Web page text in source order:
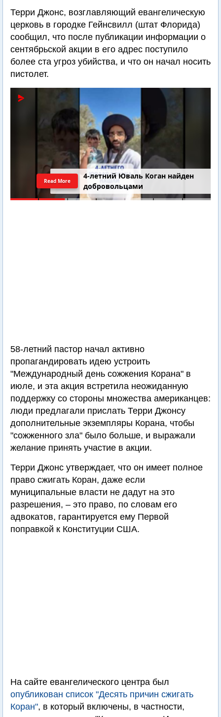
Терри Джонс, возглавляющий евангелическую
церковь в городке Гейнсвилл (штат Флорида)
сообщил, что после публикации информации о
сентябрьской акции в его адрес поступило
более ста угроз убийства, и что он начал носить
пистолет.
Последний шанс Ирана. Теракт в
Самарии // Новости Израиля.
Шарп. Финкель. Дубнов
Read More
58-летний пастор начал активно
пропагандировать идею устроить
"Международный день сожжения Корана" в
июле, и эта акция встретила неожиданную
поддержку со стороны множества американцев:
люди предлагали прислать Терри Джонсу
дополнительные экземпляры Корана, чтобы
"сожженного зла" было больше, и выражали
желание принять участие в акции.
Терри Джонс утверждает, что он имеет полное
право сжигать Коран, даже если
муниципальные власти не дадут на это
разрешения, – это право, по словам его
адвокатов, гарантируется ему Первой
поправкой к Конституции США.
На сайте евангелического центра был
опубликован список "Десять причин сжигать
Коран", в который включены, в частности,